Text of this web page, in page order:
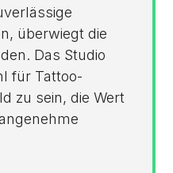
überwiegt die
Das Studio
für Tattoo-
zu sein, die Wert